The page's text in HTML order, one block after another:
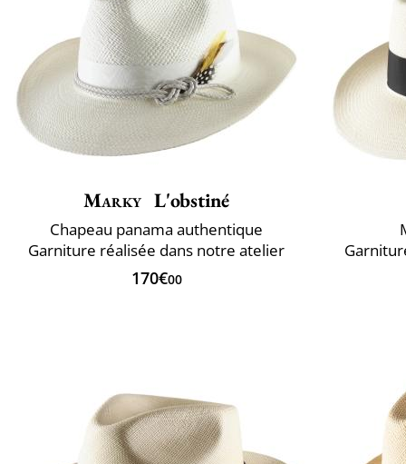
Marky L'obstiné
Chapeau panama authentique
Garniture réalisée dans notre atelier
170€00